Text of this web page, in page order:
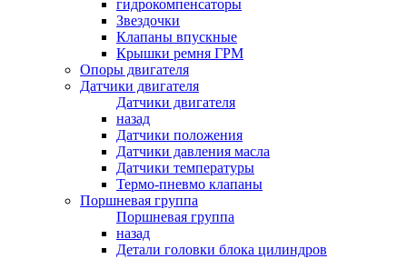
гидрокомпенсаторы
Звездочки
Клапаны впускные
Крышки ремня ГРМ
Опоры двигателя
Датчики двигателя
Датчики двигателя
назад
Датчики положения
Датчики давления масла
Датчики температуры
Термо-пневмо клапаны
Поршневая группа
Поршневая группа
назад
Детали головки блока цилиндров